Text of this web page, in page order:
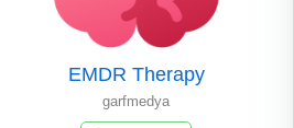
EMDR Therapy
garfmedya